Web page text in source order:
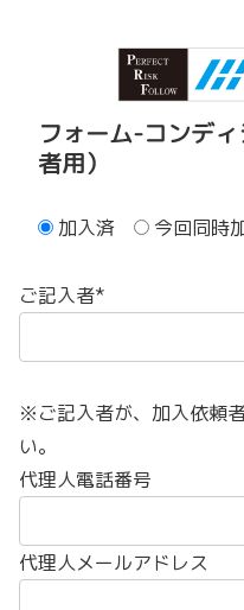
フォーム-コンデ
者用）
加入済 今回同時
ご記入者*
※ご記入者が、加入依頼
い。
代理人電話番号
代理人メールアドレス